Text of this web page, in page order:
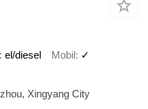
el/diesel Mobil ✓
Kina, Henan Province, Zhengzhou, Xingyang City